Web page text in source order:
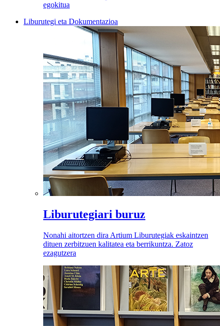
egokitua
Liburutegi eta Dokumentazioa
Liburutegiari buruz
Nonahi aitortzen dira Artium Liburutegiak eskaintzen
dituen zerbitzuen kalitatea eta berrikuntza. Zatoz
ezagutzera